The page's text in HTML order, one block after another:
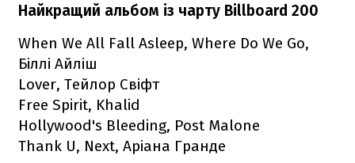
Найкращий альбом із чарту Billboard 200
When We All Fall Asleep, Where Do We Go,
Біллі Айліш
Lover, Тейлор Свіфт
Free Spirit, Khalid
Hollywood's Bleeding, Post Malone
Thank U, Next, Аріана Гранде